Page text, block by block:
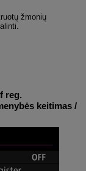
žmonių
reg.
keitimas /